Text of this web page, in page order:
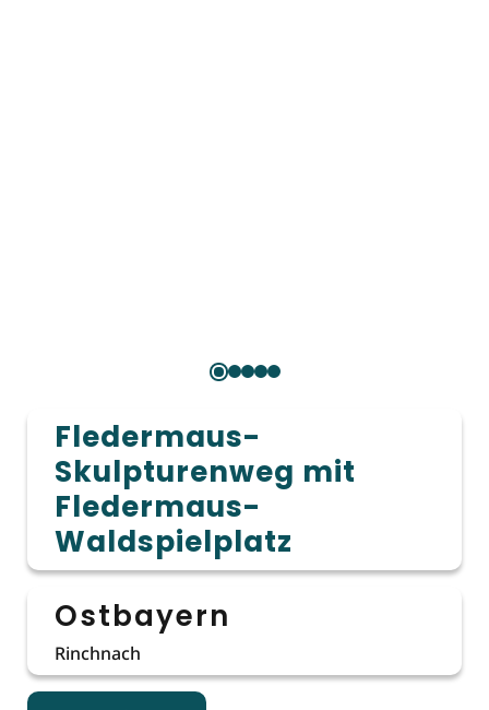
Fledermaus-
Skulpturenweg mit
Fledermaus-
Waldspielplatz
Ostbayern
Rinchnach